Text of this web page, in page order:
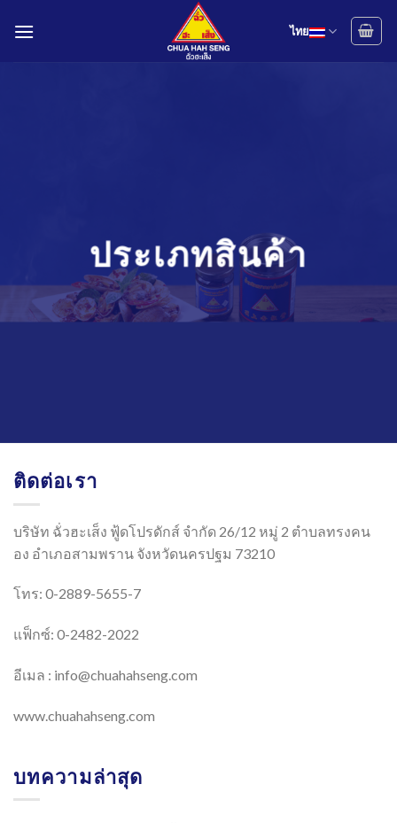
ไทย
ประเภทสินค้า
ติดต่อเรา
บริษัท ฉั่วฮะเส็ง ฟู้ดโปรดักส์ จำกัด 26/12 หมู่ 2 ตำบลทรงคน
อง อำเภอสามพราน จังหวัดนครปฐม 73210
โทร: 0-2889-5655-7
แฟ็กซ์: 0-2482-2022
อีเมล : info@chuahahseng.com
www.chuahahseng.com
บทความล่าสุด